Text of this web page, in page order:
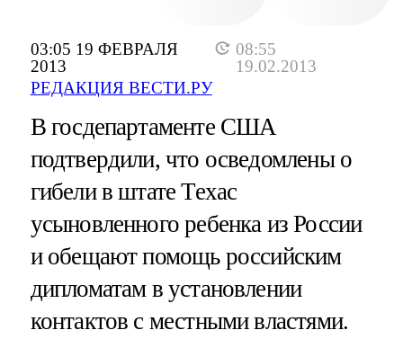
03:05 19 ФЕВРАЛЯ
2013
08:55
19.02.2013
РЕДАКЦИЯ ВЕСТИ.РУ
В госдепартаменте США
подтвердили, что осведомлены о
гибели в штате Техас
усыновленного ребенка из России
и обещают помощь российским
дипломатам в установлении
контактов с местными властями.